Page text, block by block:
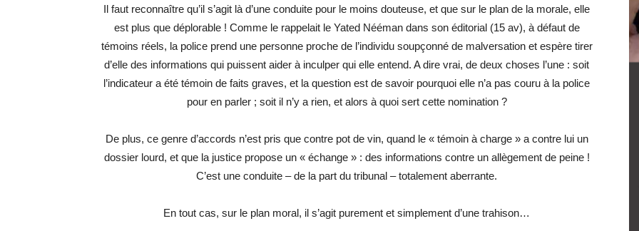
Il faut reconnaître qu’il s’agit là d’une conduite pour le moins douteuse, et que sur le plan de la morale, elle
est plus que déplorable ! Comme le rappelait le Yated Nééman dans son éditorial (15 av), à défaut de
témoins réels, la police prend une personne proche de l’individu soupçonné de malversation et espère tirer
d’elle des informations qui puissent aider à inculper qui elle entend. A dire vrai, de deux choses l’une : soit
l’indicateur a été témoin de faits graves, et la question est de savoir pourquoi elle n’a pas couru à la police
pour en parler ; soit il n’y a rien, et alors à quoi sert cette nomination ?
De plus, ce genre d’accords n’est pris que contre pot de vin, quand le « témoin à charge » a contre lui un
dossier lourd, et que la justice propose un « échange » : des informations contre un allègement de peine !
C’est une conduite – de la part du tribunal – totalement aberrante.
En tout cas, sur le plan moral, il s’agit purement et simplement d’une trahison…